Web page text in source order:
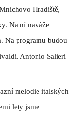
Hradiště,
Na ní naváže
Na programu budou
Antonio Salieri
melodie italských
lety jsme